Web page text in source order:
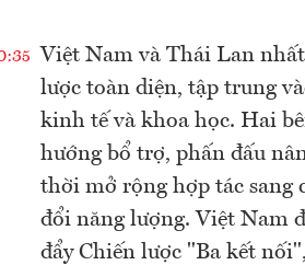
Việt Nam và Thái Lan
lược toàn diện, tập trung
kinh tế và khoa học. Hai
hướng bổ trợ, phấn đấu
thời mở rộng hợp tác sang
đổi năng lượng. Việt Nam
đẩy Chiến lược "Ba kết